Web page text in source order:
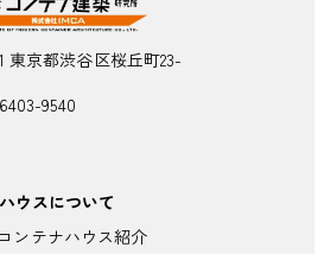
東京都渋谷区桜丘町23-
9540
ウスについて
ンテナハウス紹介